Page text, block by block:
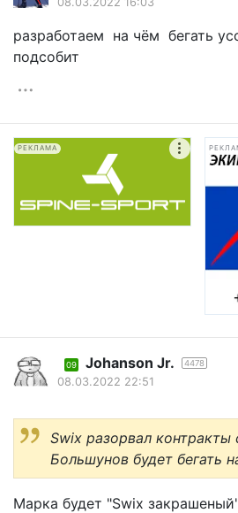
разработаем на чём бегать
подсобит
РЕКЛАМА
09 Johanson Jr. 4478
08.03.2022 22:51
Swix разорвал
Большунов будет бегать
Марка будет "Swix